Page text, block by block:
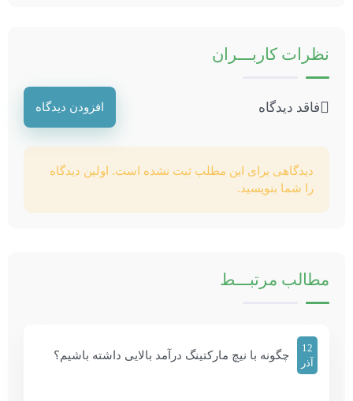
نظرات کاربـــران
فاقد دیدگاه افزودن دیدگاه
دیدگاهی برای این مطلب ثبت نشده است. اولین دیدگاه
را شما بنویسید.
مطالب مرتبـــط
12
آذر
چگونه با نیچ مارکتینگ درآمد بالایی داشته باشیم؟